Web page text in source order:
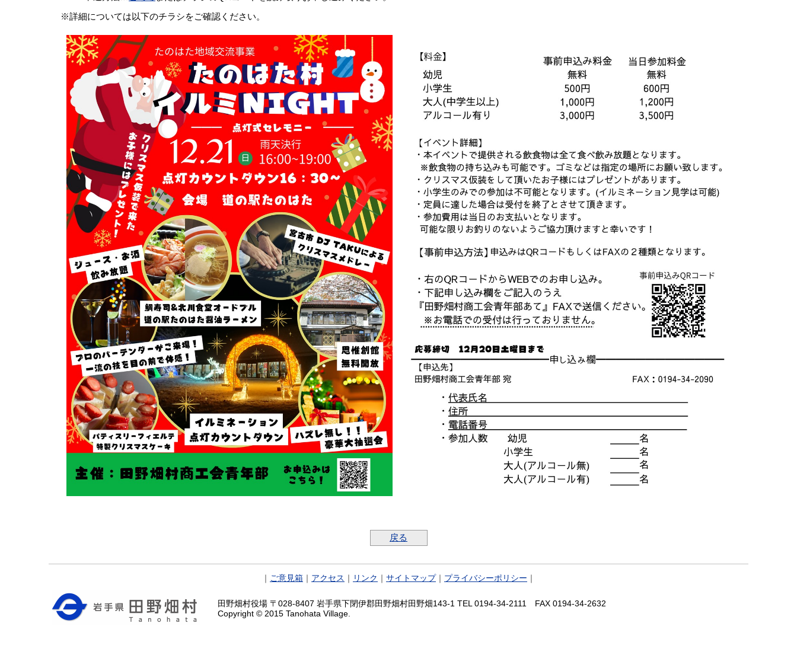
※詳細については以下のチラシをご確認ください。
戻る
ご意見箱 アクセス リンク サイトマップ｜ プライバシーポリシー
田野畑村役場 〒028-8407 岩手県下閉伊郡田野畑村田野畑143-1 TEL 0194-34-2111 FAX 0194-34-2632
Copyright © 2015 Tanohata Village.